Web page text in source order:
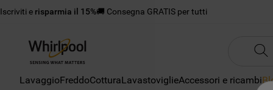
Iscriviti e risparmia il 15%🚚 Consegna GRATIS per tutti
LavaggioFreddoCotturaLavastoviglieAccessori e ricambi